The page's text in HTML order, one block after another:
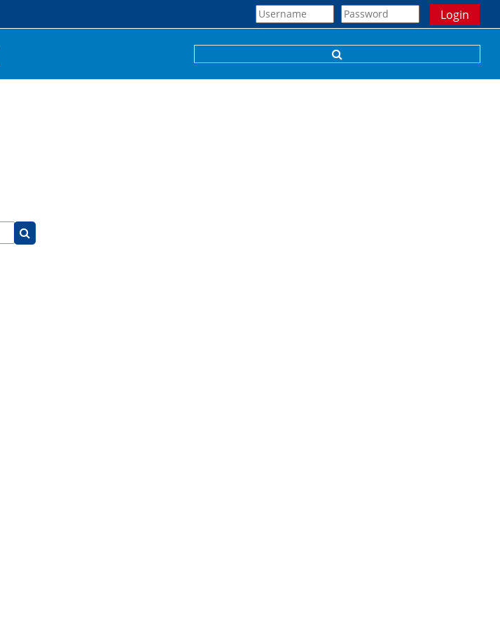
Login
Kurse suchen